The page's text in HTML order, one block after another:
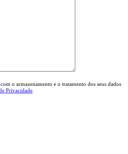
o armazenamento e o tratamento dos seus dados
Privacidade